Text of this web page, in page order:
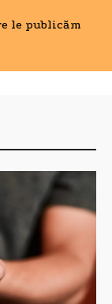
le publicăm